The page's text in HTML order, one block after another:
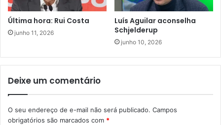
Última hora: Rui Costa
junho 11, 2026
Luís Aguilar aconselha
Schjelderup
junho 10, 2026
Deixe um comentário
O seu endereço de e-mail não será publicado. Campos
obrigatórios são marcados com *